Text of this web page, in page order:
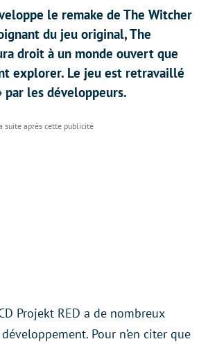
le remake de The Witcher
du jeu original, The
droit à un monde ouvert que
explorer. Le jeu est retravaillé
les développeurs.
Projekt RED a de nombreux
Pour n’en citer que